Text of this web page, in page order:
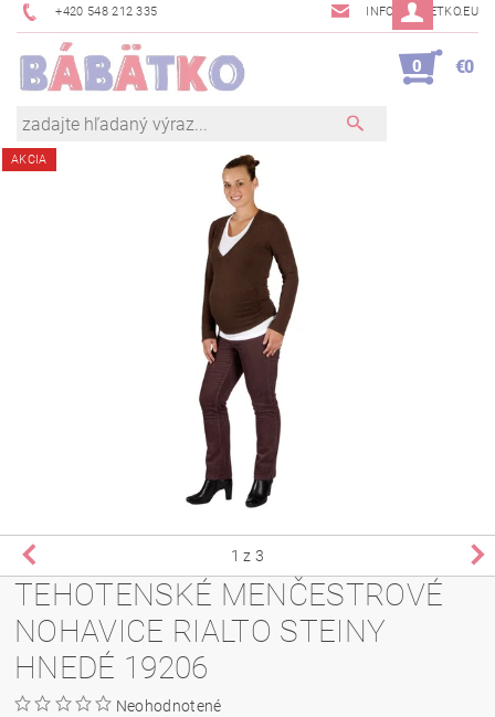
+420 548 212 335 INFO@BABETKO.EU
0 €0
AKCIA
1 z 3
TEHOTENSKÉ MENČESTROVÉ
NOHAVICE RIALTO STEINY
HNEDÉ 19206
Neohodnotené